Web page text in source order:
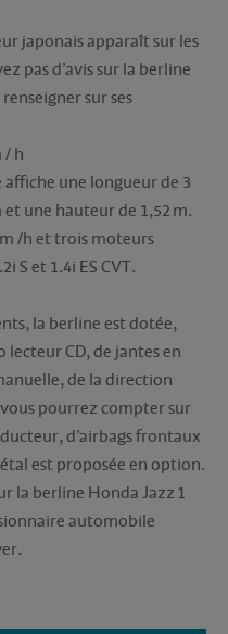
japonais apparaît sur les
pas d’avis sur la berline
sur ses
/ h
une longueur de 3
une hauteur de 1,52 m.
/h et trois moteurs
S et 1.4i ES CVT.
la berline est dotée,
lecteur CD, de jantes en
de la direction
pourrez compter sur
d’airbags frontaux
est proposée en option.
la berline Honda Jazz 1
automobile